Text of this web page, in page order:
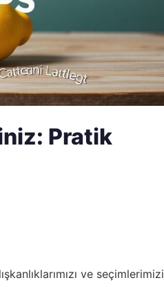
Pratik
ve seçimlerimizi